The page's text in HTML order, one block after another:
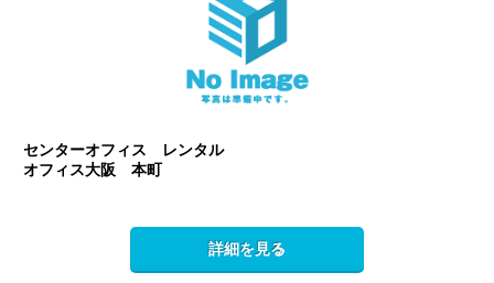
センターオフィス レンタル
オフィス大阪 本町
詳細を見る